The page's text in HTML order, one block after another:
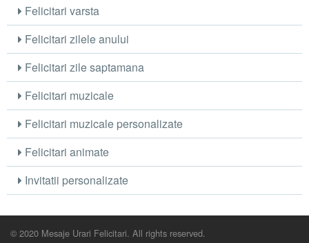
Felicitari varsta
Felicitari zilele anului
Felicitari zile saptamana
Felicitari muzicale
Felicitari muzicale personalizate
Felicitari animate
Invitatii personalizate
© 2020 Mesaje Urari Felicitari. All rights reserved.